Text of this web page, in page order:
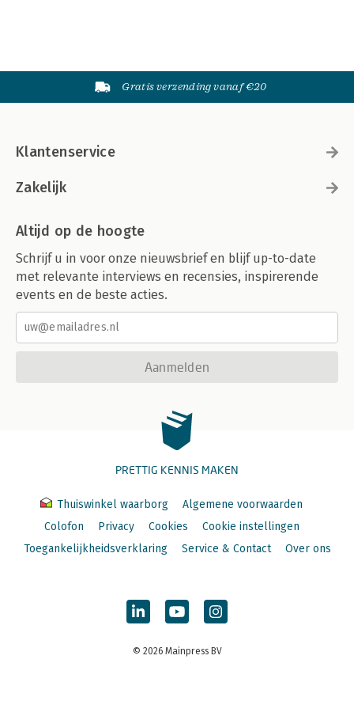
Gratis verzending vanaf €20
Klantenservice
Zakelijk
Altijd op de hoogte
Schrijf u in voor onze nieuwsbrief en blijf up-to-date
met relevante interviews en recensies, inspirerende
events en de beste acties.
Aanmelden
PRETTIG KENNIS MAKEN
Thuiswinkel waarborg
Algemene voorwaarden
Colofon
Privacy Cookies
Cookie instellingen
Toegankelijkheidsverklaring
Service & Contact Over ons
© 2026 Mainpress BV